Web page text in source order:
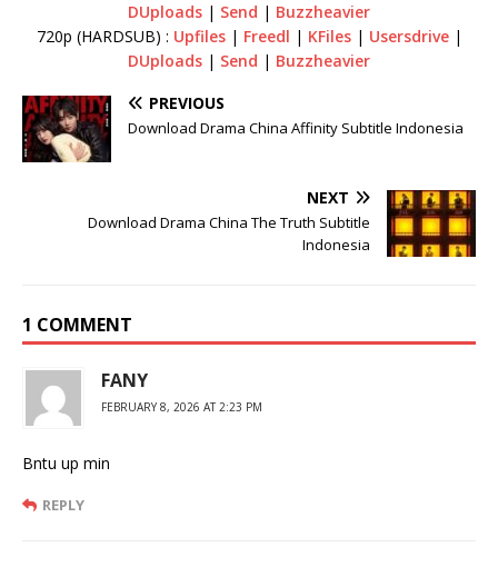
DUploads | Send | Buzzheavier
720p (HARDSUB) : Upfiles| Freedl | KFiles| Usersdrive|
DUploads | Send | Buzzheavier
PREVIOUS
Download Drama China Affinity Subtitle Indonesia
NEXT
Download Drama China The Truth Subtitle
Indonesia
1 COMMENT
FANY
FEBRUARY 8, 2026 AT 2:23 PM
Bntu up min
REPLY